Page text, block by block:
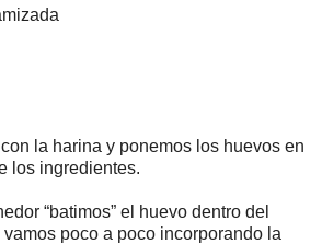
la harina y ponemos los huevos en
los ingredientes.
“batimos” el huevo dentro del
poco a poco incorporando la